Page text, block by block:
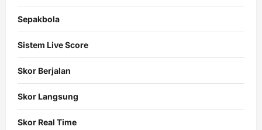
Sepakbola
Sistem Live Score
Skor Berjalan
Skor Langsung
Skor Real Time